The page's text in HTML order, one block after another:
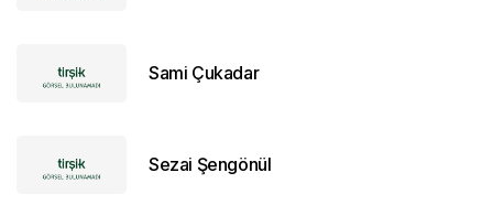
Sami Çukadar
Sezai Şengönül